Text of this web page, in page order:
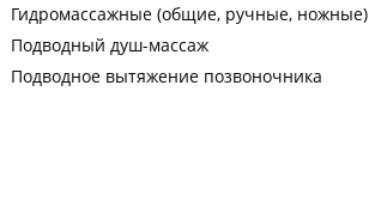
Гидромассажные (общие, ручные, ножные)
Подводный душ-массаж
Подводное вытяжение позвоночника